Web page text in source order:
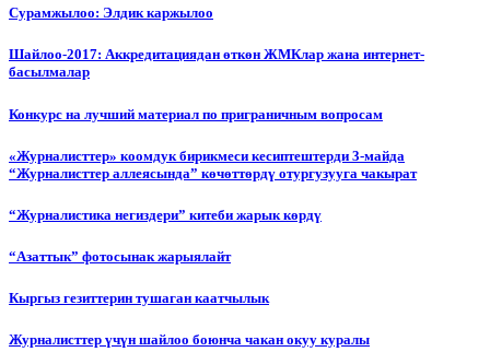
Сурамжылоо: Элдик каржылоо
Шайлоо-2017: Аккредитациядан өткөн ЖМКлар жана интернет-
басылмалар
Конкурс на лучший материал по приграничным вопросам
«Журналисттер» коомдук бирикмеси кесиптештерди 3-майда
“Журналисттер аллеясында” көчөттөрдү отургузууга чакырат
“Журналистика негиздери” китеби жарык көрдү
“Азаттык” фотосынак жарыялайт
Кыргыз гезиттерин тушаган каатчылык
Журналисттер үчүн шайлоо боюнча чакан окуу куралы